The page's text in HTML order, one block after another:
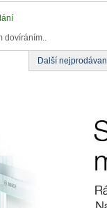
dovíráním..
Další